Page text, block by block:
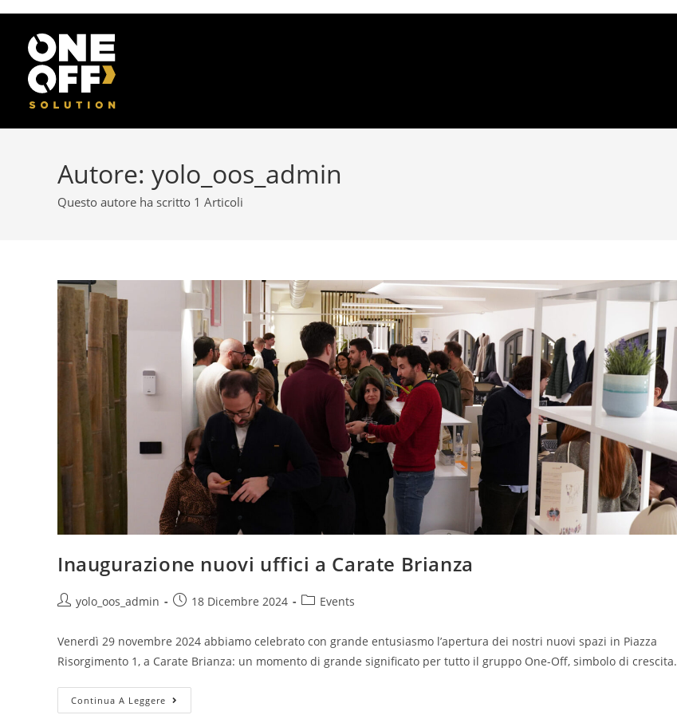
Autore: yolo_oos_admin
Questo autore ha scritto 1 Articoli
Inaugurazione nuovi uffici a Carate Brianza
yolo_oos_admin 18 Dicembre 2024 Events
Venerdì 29 novembre 2024 abbiamo celebrato con grande entusiasmo l’apertura dei nostri nuovi spazi in Piazza
Risorgimento 1, a Carate Brianza: un momento di grande significato per tutto il gruppo One-Off, simbolo di crescita.
Continua A Leggere